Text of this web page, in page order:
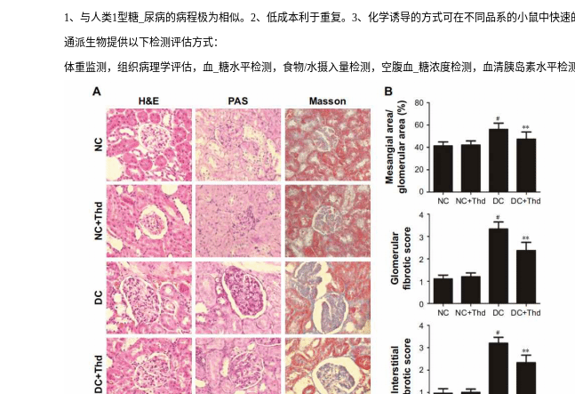
1、与人类1型糖_尿病的病程极为相似。2、低成本利于重复。3、化学诱导的方式可在不同品系的小鼠中快速
通派生物提供以下检测评估方式：
体重监测，组织病理学评估，血_糖水平检测，食物/水摄入量检测，空腹血_糖浓度检测，血清胰岛素水平检